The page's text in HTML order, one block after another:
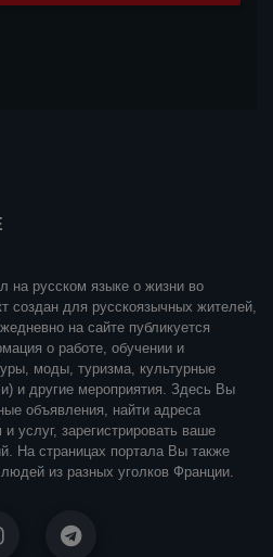
на русском языке о жизни во
создан для русскоязычных жителей,
на сайте публикуется
о работе, обучении и
моды, туризма, культурные
и другие мероприятия. Здесь Вы
объявления, найти адреса
услуг, зарегистрировать ваше
На страницах портала Вы также
из разных уголков Франции.